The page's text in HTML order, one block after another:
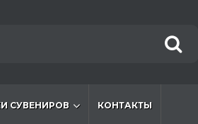
СУВЕНИРОВ КОНТАКТЫ